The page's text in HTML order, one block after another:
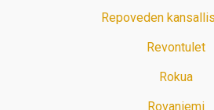
Repoveden
Revontulet
Rokua
Rovaniemi